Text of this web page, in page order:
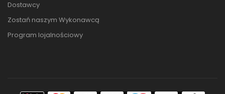
Dostawcy
Zostań naszym Wykonawcą
Program lojalnościowy